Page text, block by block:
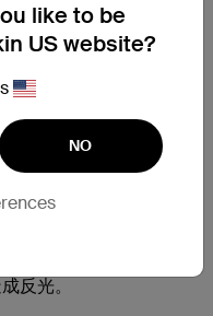
like to be
US website?
NO
頁面
反光。